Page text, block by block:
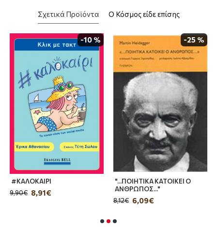
πειθήνιο άθυρµα της Ουάσιγκτον. Η Ευρώπη
αποτελέσει ένα ανεξάρτητο κι ανταγωνιστικό
στις ΗΠΑ ιµπεριαλιστικό κέντρο. Στο
εσωτερικό της ΕΕ ο πόλεµος στην Ουκρανία
έδωσε νέα ώθηση στη χρόνια αντιδραστική της
στροφή, κανονικοποίησε τον νεοφασισµό και τη
λογοκρισία, επισηµοποίησε τη Ρωσοφοβία και
καταδίκασε σε πρόωρο θάνατο κάθε
προσπάθεια αντιµετώπισης της κλιµατικής
αλλαγής. Εµφάνισε ως αναγκαία την ανάδυση
της πολεµικής οικονοµίας που απορροφά
δισεκατοµµύρια ευρώ από τη δηµόσια υγεία και
παιδεία.
Η Ουκρανία ακόµα κι αν δεν υπήρχε θα έπρεπε
να εφευρεθεί για να ανοίξει την αυλαία µιας νέας
Σχετικά Προϊόντα Ο Κόσμος είδε επίσης
-10 %
#ΚΑΛΟΚΑΙΡΙ
8,91€
9,90€
-25 %
"...ΠΟΙΗΤΙΚΑ ΚΑΤΟΙΚΕΙ Ο
ΑΝΘΡΩΠΟΣ..."
6,09€
8,12€